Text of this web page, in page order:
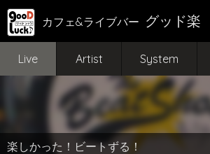
カフェ&ライブバー グッド楽
Live Artist System
楽しかった！ビートずる！